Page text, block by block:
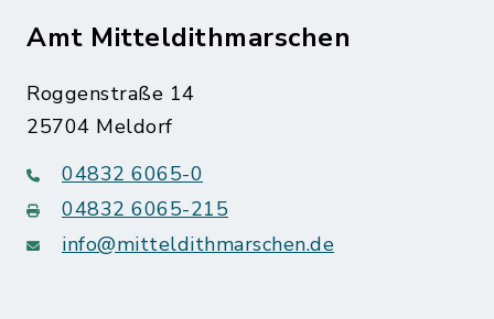
Amt Mitteldithmarschen
Roggenstraße 14
25704 Meldorf
04832 6065-0
04832 6065-215
info@mitteldithmarschen.de